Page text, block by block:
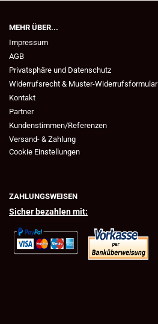
MEHR ÜBER...
Impressum
AGB
Privatsphäre und Datenschutz
Widerrufsrecht & Muster-Widerrufsformular
Kontakt
Partner
Kundenstimmen/Referenzen
Versand- & Zahlung
Cookie Einstellungen
ZAHLUNGSWEISEN
Sicher bezahlen mit: